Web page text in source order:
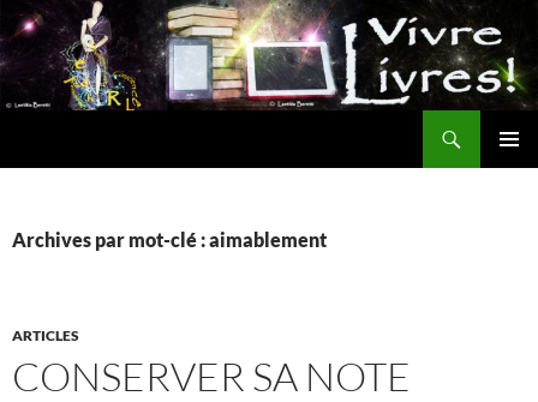
Aller
au
contenu
Archives par mot-clé : aimablement
ARTICLES
CONSERVER SA NOTE